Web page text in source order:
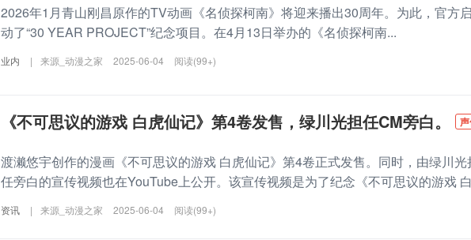
2026年1月青山刚昌原作的TV动画《名侦探柯南》将迎来播出30周年。为此，官方启
动了“30 YEAR PROJECT”纪念项目。在4月13日举办的《名侦探柯南...
业内 | 来源_动漫之家 2025-06-04 阅读(99+)
《不可思议的游戏 白虎仙记》第4卷发售，绿川光担任CM旁白。
渡濑悠宇创作的漫画《不可思议的游戏 白虎仙记》第4卷正式发售。同时，由绿川光
任旁白的宣传视频也在YouTube上公开。该宣传视频是为了纪念《不可思议的游戏
资讯 | 来源_动漫之家 2025-06-04 阅读(99+)